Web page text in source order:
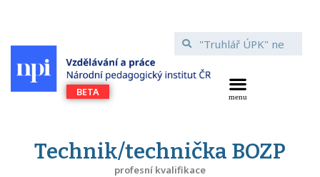
Technik/technička BOZP
profesní kvalifikace